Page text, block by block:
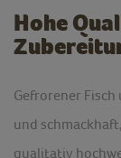
Hohe
Gefrorener
und
qualitativ